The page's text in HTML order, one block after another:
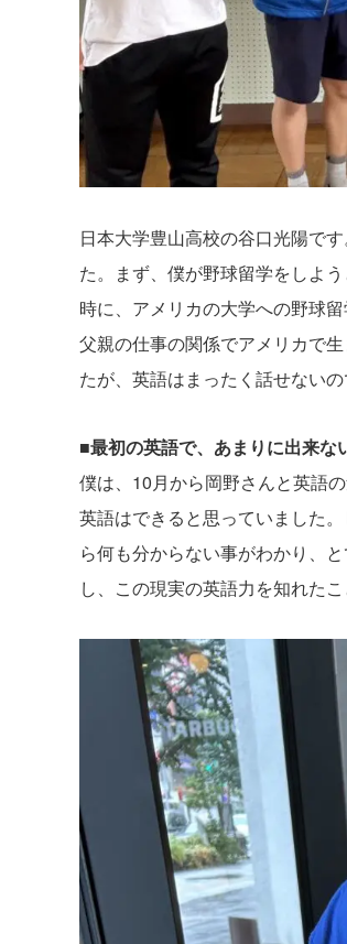
日本大学豊山高校の谷口光陽で
た。まず、僕が野球留学をしよ
時に、アメリカの大学への野球
父親の仕事の関係でアメリカで
たが、英語はまったく話せない
■最初の英語で、あまりに出来
僕は、10月から岡野さんと英語
英語はできると思っていました
ら何も分からない事がわかり、
し、この現実の英語力を知れた